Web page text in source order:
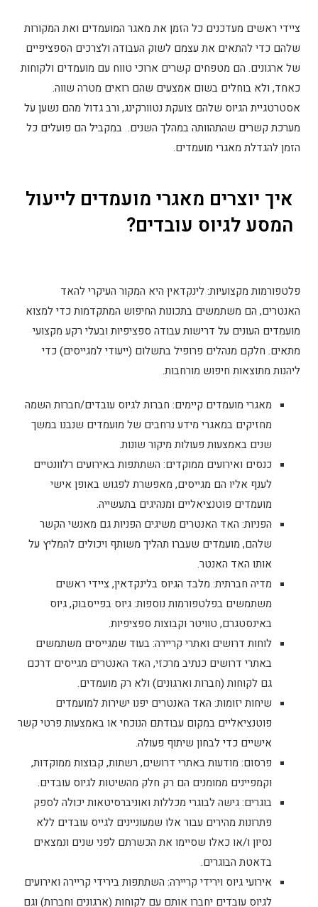
ציידי ראשים מעדכנים כל הזמן את מאגר המועמדים ואת המקורות
שלהם כדי להתאים את עצמם לשוק העבודה ולצרכים הספציפיים
של ארגונים. הם מטפחים קשרים ארוכי טווח עם מועמדים ולקוחות
כאחד, ולא בוחלים בשום אמצעים שהם רואים מטרה שווה.
אסטרטגיית הגיוס שלהם צועקת נטוורקינג, ורב גדול מהם נשען על
מערכת קשרים שהתהוותה במהלך השנים. במקביל הם פועלים כל
הזמן להגדלת מאגרי מועמדים.
איך יוצרים מאגרי מועמדים לייעול
המסע לגיוס עובדים?
פלטפורמות מקצועיות: לינקדאין היא המקור העיקרי להאד
האנטרים, הם משתמשים בתכונות החיפוש המתקדמות כדי למצוא
מועמדים העונים על דרישות עבודה ספציפיות ובעלי רקע מקצועי
מתאים. חלקם מנהלים פרופיל בתשלום (ייעודי למגייסים) כדי
ליהנות מתוצאות חיפוש מורחבות.
מאגרי מועמדים קיימים: חברות לגיוס עובדים/חברות השמה
מחזיקים במאגרי מידע נרחבים של מועמדים שנבנו במשך
שנים באמצעות פעולות מיקור שונות.
כנסים ואירועים ממוקדים: השתתפות באירועים רלוונטיים
לענף אליו הם מגייסים, מאפשרת לפגוש באופן אישי
מועמדים פוטנציאליים ומנהיגים בתעשייה.
הפניות: האד האנטרים משיגים הפניות גם מאנשי הקשר
שלהם, מועמדים שעברו תהליך משותף ויכולים להמליץ על
אותו האד האנטר.
מדיה חברתית: מלבד הגיוס בלינקדאין, ציידי ראשים
משתמשים בפלטפורמות נוספות: גיוס בפייסבוק, גיוס
באינסטגרם, טוויטר וקבוצות ספציפיות.
לוחות דרושים ואתרי קריירה: בעוד שמגייסים משתמשים
באתרי דרושים כנתיב מרכזי, האד האנטרים מגייסים דרכם
גם לקוחות (חברות וארגונים) ולא רק מועמדים.
שיחות יזומות: האד האנטרים יפנו ישירות למועמדים
פוטנציאליים במקום עבודתם הנוכחי או באמצעות פרטי קשר
אישיים כדי לבחון שיתוף פעולה.
פרסום: מודעות באתרי דרושים, רשתות, קבוצות ממוקדות,
וקמפיינים ממומנים הם רק חלק מהשיטות לגיוס עובדים.
בוגרים: גישה לבוגרי מכללות ואוניברסיטאות יכולה לספק
פתרונות מהירים עבור אלו שמעוניינים לגייס עובדים ללא
נסיון ו/או כאלו שסיימו את הכשרתם לפני שנים ונמצאים
בדאטת הבוגרים.
אירועי גיוס וירידי קריירה: השתתפות בירידי קריירה ואירועים
לגיוס עובדים יחברו אותם עם לקוחות (ארגונים וחברות) וגם